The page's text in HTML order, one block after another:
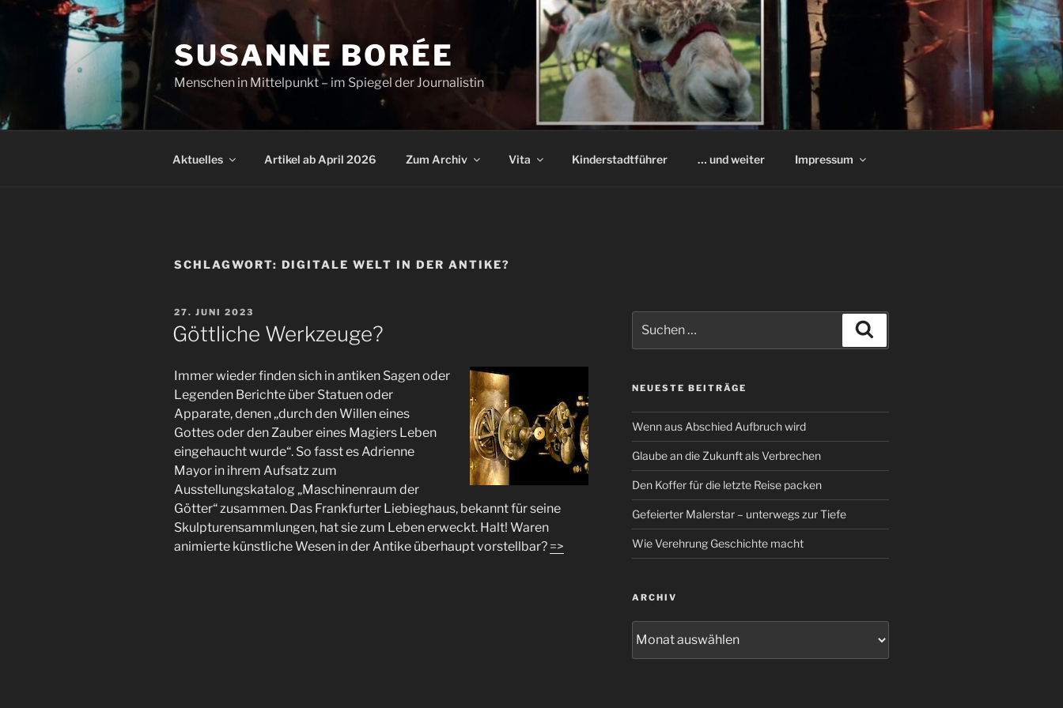
Zum
SUSANNE BORÉE
Menschen in Mittelpunkt – im Spiegel der Journalistin
Aktuelles Artikel ab April 2026 Zum Archiv Vita Kinderstadtführer … und weiter Impressum
SCHLAGWORT: DIGITALE WELT IN DER ANTIKE?
VERÖFFENTLICHT
AM
27. JUNI 2023
Göttliche Werkzeuge?
Immer wieder finden sich in antiken Sagen oder
Legenden Berichte über Statuen oder
Apparate, denen „durch den Willen eines
Gottes oder den Zauber eines Magiers Leben
eingehaucht wurde“. So fasst es Adrienne
Mayor in ihrem Aufsatz zum
Ausstellungskatalog „Maschinenraum der
Götter“ zusammen. Das Frankfurter Liebieghaus, bekannt für seine
Skulpturensammlungen, hat sie zum Leben erweckt. Halt! Waren
animierte künstliche Wesen in der Antike überhaupt vorstellbar? =>
nach:
NEUESTE BEITRÄGE
Wenn aus Abschied Aufbruch wird
Glaube an die Zukunft als Verbrechen
Den Koffer für die letzte Reise packen
Gefeierter Malerstar – unterwegs zur Tiefe
Wie Verehrung Geschichte macht
ARCHIV